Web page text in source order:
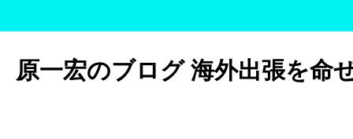
テ
ン
原一宏のブログ 海外出張を命